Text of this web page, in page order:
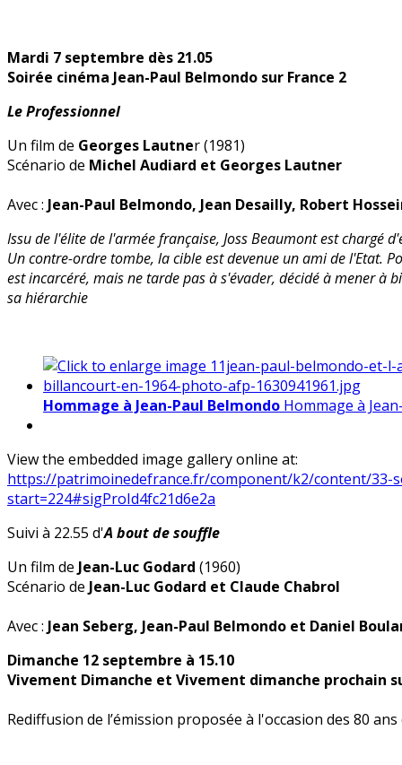
Mardi 7 septembre dès 21.05
Soirée cinéma Jean-Paul Belmondo sur France 2
Le Professionnel
Un film de Georges Lautner (1981)
Scénario de Michel Audiard et Georges Lautner
Avec : Jean-Paul Belmondo, Jean Desailly, Robert
Issu de l'élite de l'armée française, Joss Beaumont est chargé
Un contre-ordre tombe, la cible est devenue un ami de l'Etat.
est incarcéré, mais ne tarde pas à s'évader, décidé à mener à
sa hiérarchie
Hommage à Jean-Paul Belmondo Hommage à
View the embedded image gallery online at:
https://patrimoinedefrance.fr/component/k2/content/33-
start=224#sigProId4fc21d6e2a
Suivi à 22.55 d'A bout de souffle
Un film de Jean-Luc Godard (1960)
Scénario de Jean-Luc Godard et Claude Chabrol
Avec : Jean Seberg, Jean-Paul Belmondo et Daniel
Dimanche 12 septembre à 15.10
Vivement Dimanche et Vivement dimanche prochain
Rediffusion de l’émission proposée à l'occasion des 80